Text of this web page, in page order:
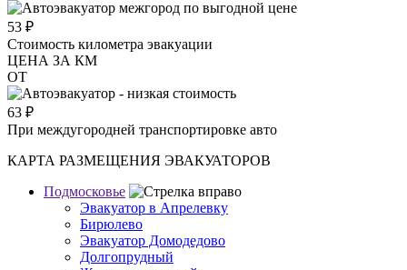
53 ₽
Стоимость километра эвакуации
ЦЕНА ЗА КМ
ОТ
63 ₽
При междугородней транспортировке авто
КАРТА РАЗМЕЩЕНИЯ ЭВАКУАТОРОВ
Подмосковье
Эвакуатор в Апрелевку
Бирюлево
Эвакуатор Домодедово
Долгопрудный